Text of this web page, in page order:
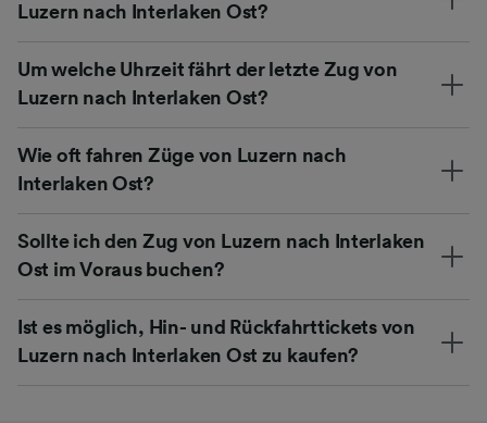
Luzern nach Interlaken Ost?
Um welche Uhrzeit fährt der letzte Zug von
Luzern nach Interlaken Ost?
Wie oft fahren Züge von Luzern nach
Interlaken Ost?
Sollte ich den Zug von Luzern nach Interlaken
Ost im Voraus buchen?
Ist es möglich, Hin- und Rückfahrttickets von
Luzern nach Interlaken Ost zu kaufen?